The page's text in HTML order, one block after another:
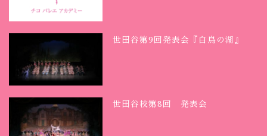
世田谷第9回発表会『白鳥の湖』
世田谷校第8回 発表会